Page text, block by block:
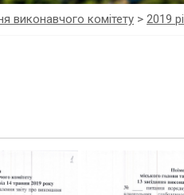
виконавчого комітету > 2019